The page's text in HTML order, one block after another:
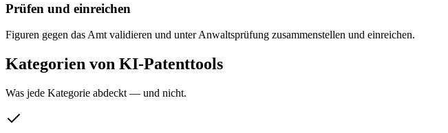
Prüfen und einreichen
Figuren gegen das Amt validieren und unter Anwaltsprüfung zusammenstellen und einreichen.
Kategorien von KI-Patenttools
Was jede Kategorie abdeckt — und nicht.